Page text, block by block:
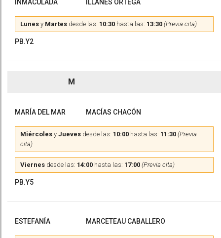
INMACULADA ILLANES ORTEGA
Lunes y Martes desde las: 10:30 hasta las: 13:30 (Previa cita)
PB.Y2
M
MARÍA DEL MAR MACÍAS CHACÓN
Miércoles y Jueves desde las: 10:00 hasta las: 11:30 (Previa
cita)
Viernes desde las: 14:00 hasta las: 17:00 (Previa cita)
PB.Y5
ESTEFANÍA MARCETEAU CABALLERO